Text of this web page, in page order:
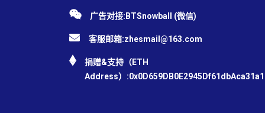
广告对接:BTSnowball (微信)
客服邮箱:zhesmail@163.com
捐赠&支持（ETH
Address）